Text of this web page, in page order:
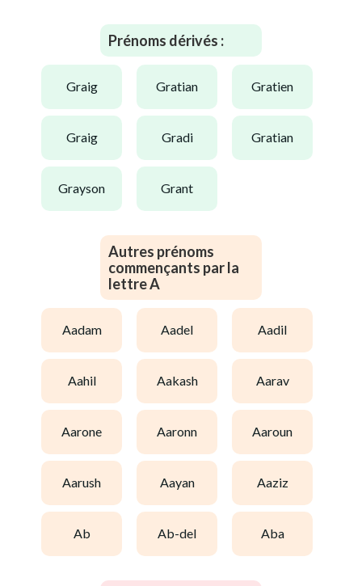
Prénoms dérivés :
graig gratian gratien
graig gradi gratian
grayson grant
Autres prénoms
commençants par la
lettre A
aadam aadel aadil
aahil aakash aarav
aarone aaronn aaroun
aarush aayan aaziz
ab ab-del aba